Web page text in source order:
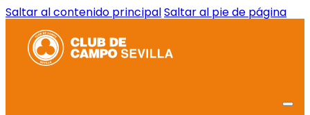
Saltar al contenido principalSaltar al pie de página